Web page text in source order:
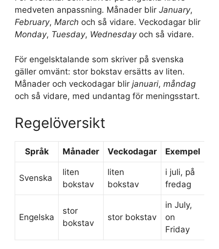
medveten anpassning. Månader blir January,
February, March och så vidare. Veckodagar blir
Monday, Tuesday, Wednesdayoch så vidare.
För engelsktalande som skriver på svenska
gäller omvänt: stor bokstav ersätts av liten.
Månader och veckodagar blir januari, måndag
och så vidare, med undantag för meningsstart.
Regelöversikt
Språk Månader Veckodagar Exempel
Svenska
liten
bokstav
liten
bokstav
i juli, på
fredag
Engelska
stor
bokstav
stor bokstav
in July,
on
Friday